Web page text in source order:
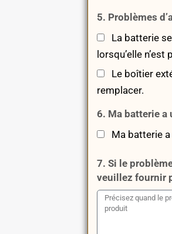
5. Problèmes
La batterie
lorsqu’elle n’est
Le boîtier
remplacer.
6. Ma batterie a
Ma batterie
7. Si le
veuillez fournir